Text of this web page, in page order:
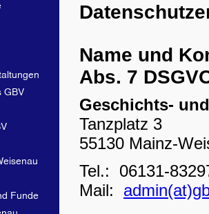
Name und
Abs. 7
Geschichts-
Tanzplatz 3
55130 Mainz-
Tel.: 06131-
Mail: